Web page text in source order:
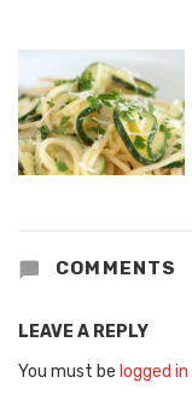
COMMENTS
LEAVE A REPLY
You must be logged in